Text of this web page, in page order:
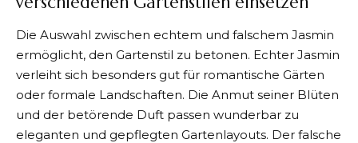
Die Auswahl zwischen echtem und falschem Jasmin
ermöglicht, den Gartenstil zu betonen. Echter Jasmin
verleiht sich besonders gut für romantische Gärten
oder formale Landschaften. Die Anmut seiner Blüten
und der betörende Duft passen wunderbar zu
eleganten und gepflegten Gartenlayouts. Der falsche